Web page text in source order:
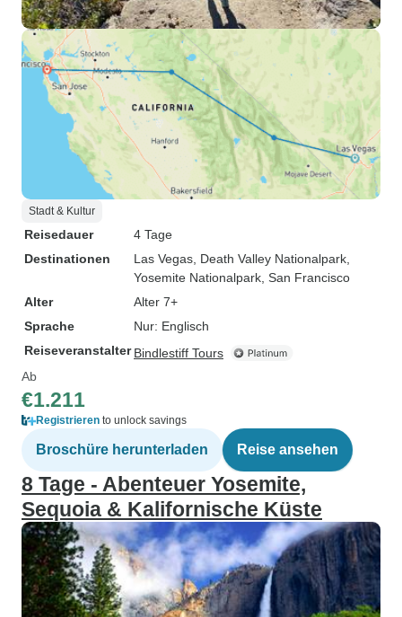
Stadt & Kultur
Reisedauer
4 Tage
Destinationen
Las Vegas , Death Valley Nationalpark
Yosemite Nationalpark , San Francisco
Alter
Alter 7+
Sprache
Nur: Englisch
Reiseveranstalter Bindlestiff Tours
Ab
€1.211
Registrieren to unlock savings
Broschüre herunterladen Reise ansehen
8 Tage - Abenteuer Yosemite,
Sequoia & Kalifornische Küste